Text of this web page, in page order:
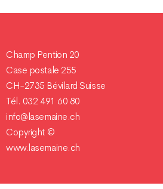
Champ Pention 20
Case postale 255
CH-2735 Bévilard Suisse
Tél. 032 491 60 80
info@lasemaine.ch
Copyright ©
www.lasemaine.ch